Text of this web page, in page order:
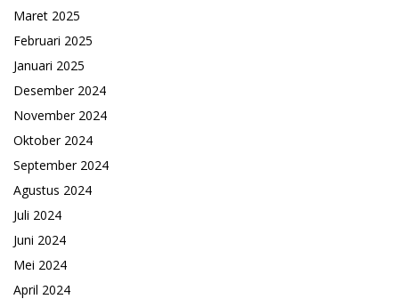
Maret 2025
Februari 2025
Januari 2025
Desember 2024
November 2024
Oktober 2024
September 2024
Agustus 2024
Juli 2024
Juni 2024
Mei 2024
April 2024